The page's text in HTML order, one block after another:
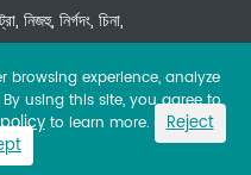
নিজহু, নির্গদং, চিনা,
reserved.
browsing experience, analyze
using this site, you agree to
to learn more.
Reject